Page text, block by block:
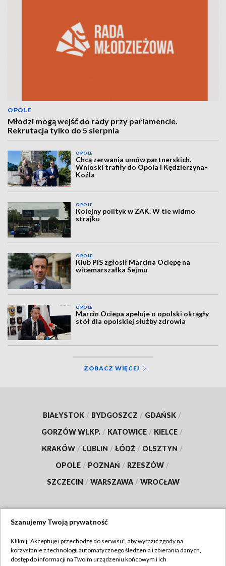
OPOLE
Młodzi mogą wejść do rady przy parlamencie.
Rekrutacja tylko do 5 sierpnia
OPOLE
Chcą zerwania umów partnerskich.
Wnioski trafiły do Opola i Kędzierzyna-
Koźla
OPOLE
Kolejny polityk w ZAK. W tle widmo
strajku
OPOLE
Klub PiS zgłosił Marcina Ociepę na
wicemarszałka Sejmu
OPOLE
Marcin Ociepa apeluje o opolski okrągły
stół dla opolskiej służby zdrowia
ZOBACZ WIĘCEJ
BIAŁYSTOK / BYDGOSZCZ / GDAŃSK /
GORZÓW WLKP. / KATOWICE / KIELCE /
KRAKÓW / LUBLIN / ŁÓDŹ / OLSZTYN /
OPOLE / POZNAŃ / RZESZÓW /
SZCZECIN / WARSZAWA / WROCŁAW
TVP
Szanujemy Twoją prywatność
Kliknij "Akceptuję i przechodzę do serwisu", aby wyrazić zgody na
korzystanie z technologii automatycznego śledzenia i zbierania danych,
dostęp do informacji na Twoim urządzeniu końcowym i ich